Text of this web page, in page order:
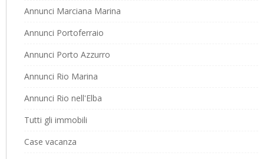
Annunci Marciana Marina
Annunci Portoferraio
Annunci Porto Azzurro
Annunci Rio Marina
Annunci Rio nell'Elba
Tutti gli immobili
Case vacanza